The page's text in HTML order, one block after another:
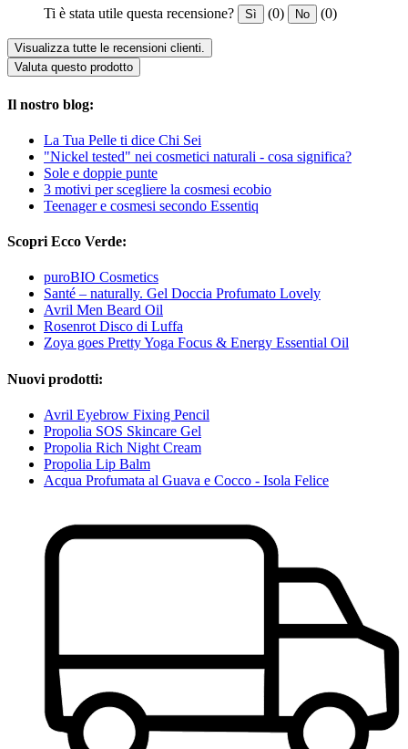
Ti è stata utile questa recensione? Sì (0) No (0)
Visualizza tutte le recensioni clienti.
Valuta questo prodotto
Il nostro blog:
La Tua Pelle ti dice Chi Sei
"Nickel tested" nei cosmetici naturali - cosa significa?
Sole e doppie punte
3 motivi per scegliere la cosmesi ecobio
Teenager e cosmesi secondo Essentiq
Scopri Ecco Verde:
puroBIO Cosmetics
Santé – naturally. Gel Doccia Profumato Lovely
Avril Men Beard Oil
Rosenrot Disco di Luffa
Zoya goes Pretty Yoga Focus & Energy Essential Oil
Nuovi prodotti:
Avril Eyebrow Fixing Pencil
Propolia SOS Skincare Gel
Propolia Rich Night Cream
Propolia Lip Balm
Acqua Profumata al Guava e Cocco - Isola Felice